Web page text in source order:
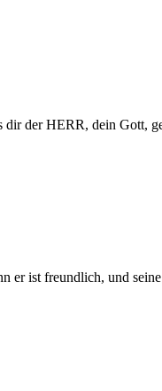
der HERR, dein Gott,
er ist freundlich, und